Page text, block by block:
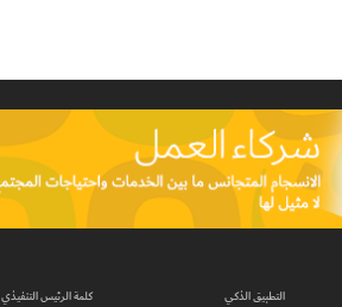
التطبيق الذكي
كلمة الرئيس التنفيذي